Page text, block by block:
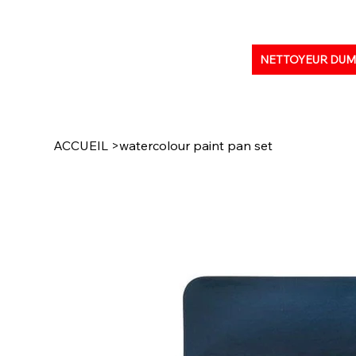
NETTOYEUR
ACCUEIL >watercolour paint pan set